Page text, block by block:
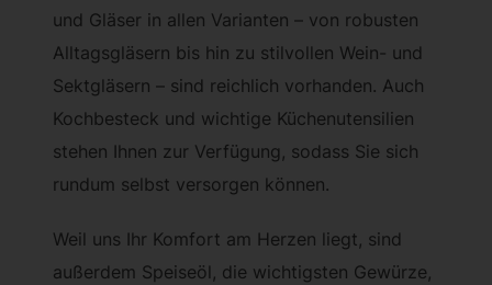
und Gläser in allen Varianten – von robusten
Alltagsgläsern bis hin zu stilvollen Wein- und
Sektgläsern – sind reichlich vorhanden. Auch
Kochbesteck und wichtige Küchenutensilien
stehen Ihnen zur Verfügung, sodass Sie sich
rundum selbst versorgen können.
Weil uns Ihr Komfort am Herzen liegt, sind
außerdem Speiseöl, die wichtigsten Gewürze,